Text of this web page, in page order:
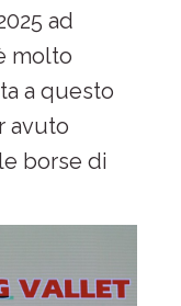
ad
molto
a questo
avuto
borse di